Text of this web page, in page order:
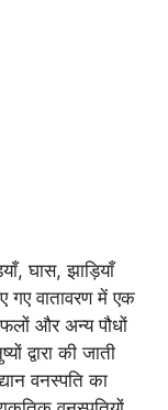
घास, झाड़ियाँ
गए वातावरण में एक
और अन्य पौधों
द्वारा की जाती
वनस्पति का